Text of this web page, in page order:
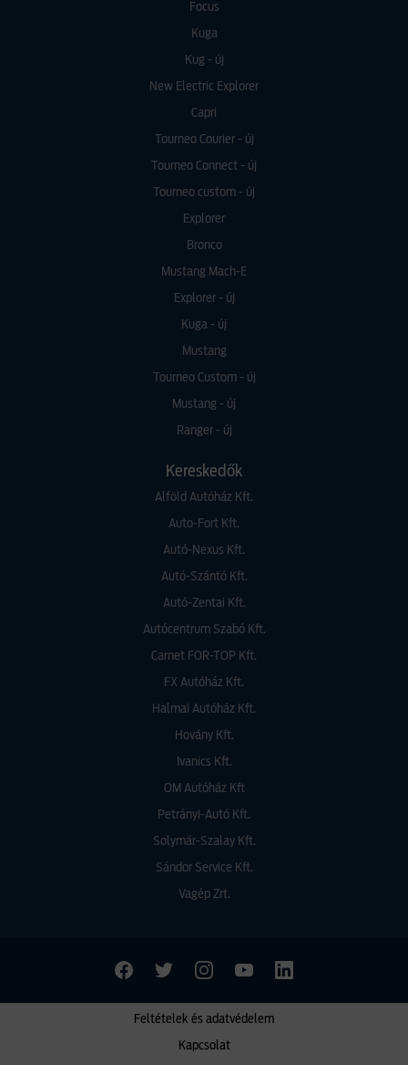
Focus
Kuga
Kug - új
New Electric Explorer
Capri
Tourneo Courier - új
Tourneo Connect - új
Tourneo custom - új
Explorer
Bronco
Mustang Mach-E
Explorer - új
Kuga - új
Mustang
Tourneo Custom - új
Mustang - új
Ranger - új
Kereskedők
Alföld Autóház Kft.
Auto-Fort Kft.
Autó-Nexus Kft.
Autó-Szántó Kft.
Autó-Zentai Kft.
Autócentrum Szabó Kft.
Carnet FOR-TOP Kft.
FX Autóház Kft.
Halmai Autóház Kft.
Hovány Kft.
Ivanics Kft.
OM Autóház Kft
Petrányi-Autó Kft.
Solymár-Szalay Kft.
Sándor Service Kft.
Vagép Zrt.
Kapcsolat
Feltételek és adatvédelem